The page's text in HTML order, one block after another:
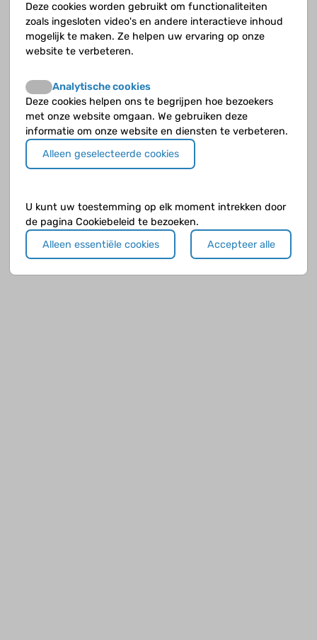
Klik op de knopverder naar voorbeeldals je klaar bent.
Deze cookies worden gebruikt om functionaliteiten
zoals ingesloten video's en andere interactieve inhoud
mogelijk te maken. Ze helpen uw ervaring op onze
website te verbeteren.
Analytische cookies
Deze cookies helpen ons te begrijpen hoe bezoekers
met onze website omgaan. We gebruiken deze
informatie om onze website en diensten te verbeteren.
Alleen geselecteerde cookies
U kunt uw toestemming op elk moment intrekken door
de pagina Cookiebeleid te bezoeken.
Alleen essentiële cookies
Accepteer alle